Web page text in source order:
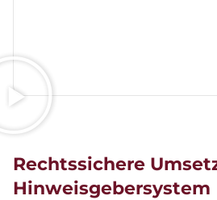
Rechtssichere
Hinweisgebersystem